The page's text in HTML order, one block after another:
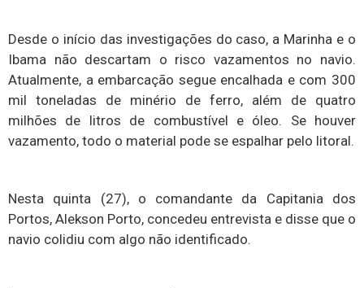
Desde o início das investigações do caso, a Marinha e o
Ibama não descartam o risco vazamentos no navio.
Atualmente, a embarcação segue encalhada e com 300
mil toneladas de minério de ferro, além de quatro
milhões de litros de combustível e óleo. Se houver
vazamento, todo o material pode se espalhar pelo litoral.
Nesta quinta (27), o comandante da Capitania dos
Portos, Alekson Porto, concedeu entrevista e disse que o
navio colidiu com algo não identificado.